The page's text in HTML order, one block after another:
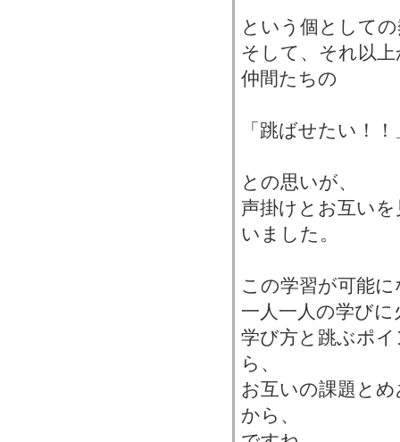
という個として
そして、それ以
仲間たちの
「跳ばせたい！！
との思いが、
声掛けとお互い
いました。
この学習が可能
一人一人の学び
学び方と跳ぶポ
ら、
お互いの課題と
から、